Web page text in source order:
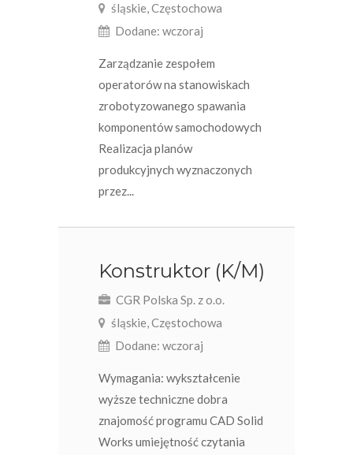
śląskie, Częstochowa
Dodane: wczoraj
Zarządzanie zespołem
operatorów na stanowiskach
zrobotyzowanego spawania
komponentów samochodowych
Realizacja planów
produkcyjnych wyznaczonych
przez...
Konstruktor (K/M)
CGR Polska Sp. z o.o.
śląskie, Częstochowa
Dodane: wczoraj
Wymagania: wykształcenie
wyższe techniczne dobra
znajomość programu CAD Solid
Works umiejętność czytania